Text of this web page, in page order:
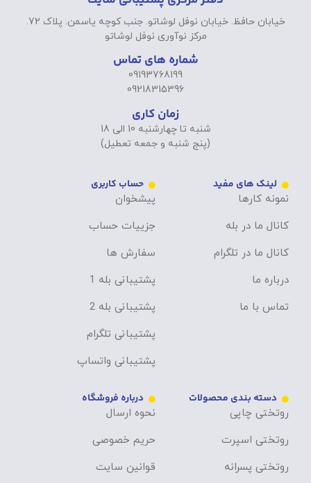
خیابان حافظ. خیابان نوفل لوشاتو. جنب کوچه یاسمن. پلاک 72.
مرکز نوآوری نوفل لوشاتو
شماره های تماس
09193768199
09218315396
زمان کاری
شنبه تا چهارشنبه 10 الی 18
(پنج شنبه و جمعه تعطیل)
لینک های مفید
نمونه کارها
کانال ما در بله
کانال ما در تلگرام
درباره ما
تماس با ما
حساب کاربری
پیشخوان
جزییات حساب
سفارش ها
پشتیبانی بله 1
پشتیبانی بله 2
پشتیبانی تلگرام
پشتیبانی واتساپ
دسته بندی محصولات
روتختی چاپی
روتختی اسپرت
روتختی پسرانه
درباره فروشگاه
نحوه ارسال
حریم خصوصی
قوانین سایت